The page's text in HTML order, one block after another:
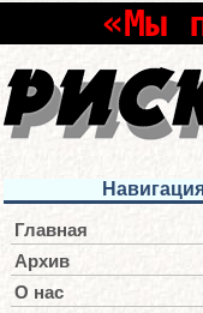
«Мы
Главная
Архив
О нас